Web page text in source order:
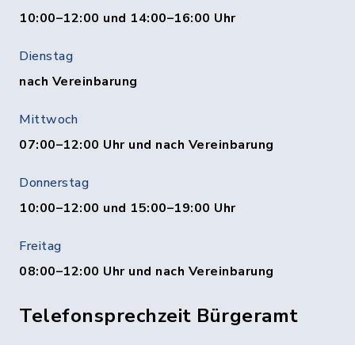
10:00–12:00 und 14:00–16:00 Uhr
Dienstag
nach Vereinbarung
Mittwoch
07:00–12:00 Uhr und nach Vereinbarung
Donnerstag
10:00–12:00 und 15:00–19:00 Uhr
Freitag
08:00–12:00 Uhr und nach Vereinbarung
Telefonsprechzeit Bürgeramt